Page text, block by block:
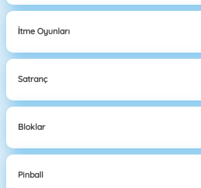
İtme Oyunları
Satranç
Bloklar
Pinball